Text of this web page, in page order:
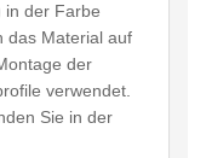
in der Farbe
das Material auf
der
verwendet.
Sie in der